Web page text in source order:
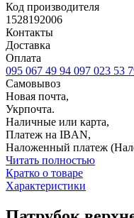
Код производителя
1528192006
Контакты
Доставка
Оплата
095 067 49 94 097 023 53
Самовывоз
Новая почта,
Укрпочта.
Наличные или карта,
Платеж на IBAN,
Наложенный платеж
Читать полностью
Кратко о товаре
Характеристики